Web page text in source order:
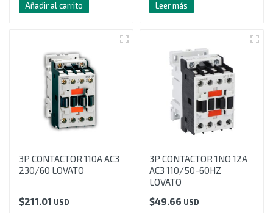
Añadir al carrito Leer más
3P CONTACTOR 110A AC3
230/60 LOVATO
$211.01 USD
3P CONTACTOR 1NO 12A
AC3 110/50-60HZ
LOVATO
$49.66 USD